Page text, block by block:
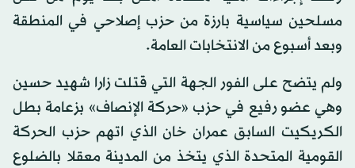
مسلحين سياسية بارزة من حزب إصلاحي في المنطقة
وبعد أسبوع من الانتخابات العامة.
ولم يتضح على الفور الجهة التي قتلت زارا شهيد حسين
وهي عضو رفيع في حزب «حركة الإنصاف» بزعامة بطل
الكريكيت السابق عمران خان الذي اتهم حزب الحركة
القومية المتحدة الذي يتخذ من المدينة معقلا بالضلوع